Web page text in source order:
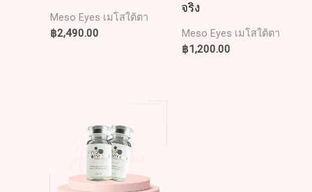
Meso Eyes เมโสใต้ตา
฿2,490.00
จริง
Meso Eyes เมโสใต้ตา
฿1,200.00